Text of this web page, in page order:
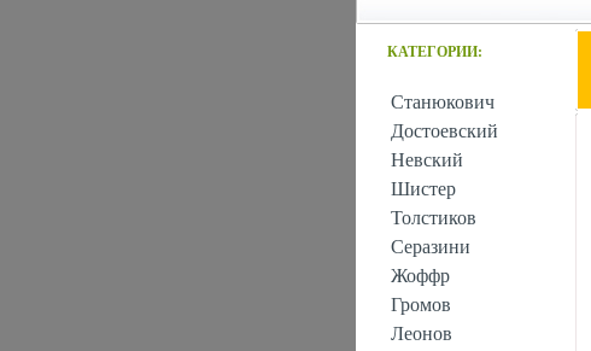
КАТЕГОРИИ:
Станюкович
Достоевский
Невский
Шистер
Толстиков
Серазини
Жоффр
Громов
Леонов